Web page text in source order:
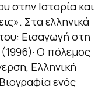
στην Ιστορία και
Στα ελληνικά
Εισαγωγή στη
(1996)· Ο πόλεμος
Ελληνική
ενός